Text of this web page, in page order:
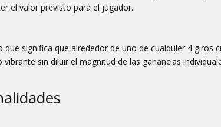
el valor previsto para el jugador.
que significa que alrededor de uno de cualquier 4 giros
sin diluir el magnitud de las ganancias